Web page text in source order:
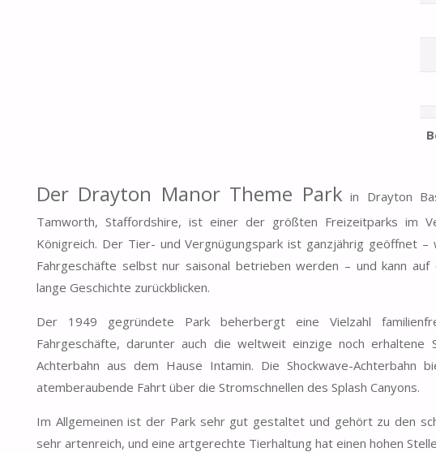
Der Drayton Manor Theme Park in Drayton
Tamworth, Staffordshire, ist einer der größten Freizeitparks im
Königreich. Der Tier- und Vergnügungspark ist ganzjährig geöffnet –
Fahrgeschäfte selbst nur saisonal betrieben werden – und kann auf
lange Geschichte zurückblicken.
Der 1949 gegründete Park beherbergt eine Vielzahl
Fahrgeschäfte, darunter auch die weltweit einzige noch erhaltene
Achterbahn aus dem Hause Intamin. Die Shockwave-Achterbahn
atemberaubende Fahrt über die Stromschnellen des Splash Canyons.
Im Allgemeinen ist der Park sehr gut gestaltet und gehört zu den
sehr artenreich, und eine artgerechte Tierhaltung hat einen hohen